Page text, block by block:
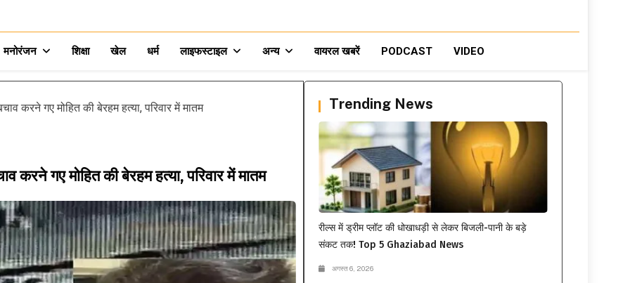
मनोरंजन शिक्षा खेल धर्म लाइफस्टाइल अन्य वायरल खबरें PODCAST VIDEO
करने गए मोहित की बेरहम हत्या, परिवार में मातम
गए मोहित की बेरहम हत्या, परिवार में मातम
Trending News
रील्स में ड्रीम प्लॉट की धोखाधड़ी से लेकर बिजली-पानी के बड़े
संकट तक! Top 5 Ghaziabad News
अगस्त 6, 2026